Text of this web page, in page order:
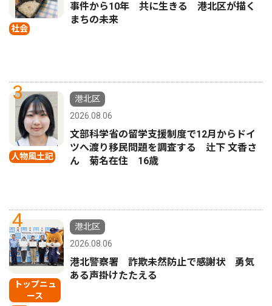
社会
事件から10年 共に生きる 港北区が描く
まちの未来
3
人物風土記
港北区
2026.08.06
文部科学省の留学支援制度で12月からドイ
ツへ渡り移民問題を調査する 辻下 文香さ
ん 菊名在住 16歳
4
トップニュ
ース
港北区
2026.08.06
港北警察署 詐欺未然防止で感謝状 勇気
ある声掛けたたえる